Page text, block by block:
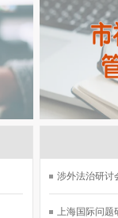
涉外法治研讨
上海国际问题